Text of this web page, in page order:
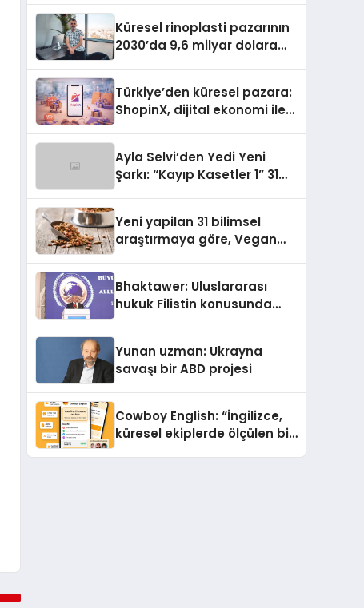
Küresel rinoplasti pazarının
2030’da 9,6 milyar dolara
Türkiye’den küresel pazara:
ShopinX, dijital ekonomi ile
Ayla Selvi’den Yedi Yeni
Şarkı: “Kayıp Kasetler 1” 31
Yeni yapilan 31 bilimsel
araştırmaya göre, Vegan
Sindirildiğini Ortaya Koydu
Bhaktawer: Uluslararası
hukuk Filistin konusunda
Yunan uzman: Ukrayna
savaşı bir ABD projesi
Cowboy English: “İngilizce,
küresel ekiplerde ölçülen bir